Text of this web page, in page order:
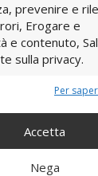
prevenire e
Erogare e
e contenuto,
sulla privacy.
Per
Accetta
Nega
o
100%